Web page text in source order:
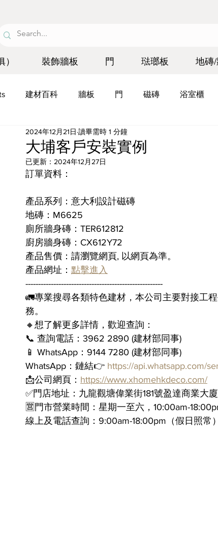
裝飾牆板 門 琺瑯板 地磚
建材百科 牆板 門 磁磚 浴室櫃
大埔客戶安裝實例
2024年12月21日 讀畢需時 1 分鐘
已更新： 2024年12月27日
訂單資料：
產品系列：意大利設計磁磚
地磚：M6625
廁所牆身磚：TER612812
廚房牆身磚：CX612Y72
產品售價：請瀏覽網頁, 以網頁為準。
產品網址： 點擊進入
------------------------------------------------------
🚛專業搜尋各類特色建材，本公司主要對接工
務。
🔸想了解更多詳情，歡迎查詢：
📞 查詢電話：3962 2890 (建材部同事)
📱 WhatsApp：9144 7280 (建材部同事)
WhatsApp：鏈結👉 https://api.whatsapp.com/
📩公司網頁： https://www.xhomehkdeco.com/
✅門店地址：九龍觀塘偉業街181號盈達商業大
🈺門市營業時間：星期一至六，10:00am-
線上及電話查詢：9:00am-18:00pm（假日照常）